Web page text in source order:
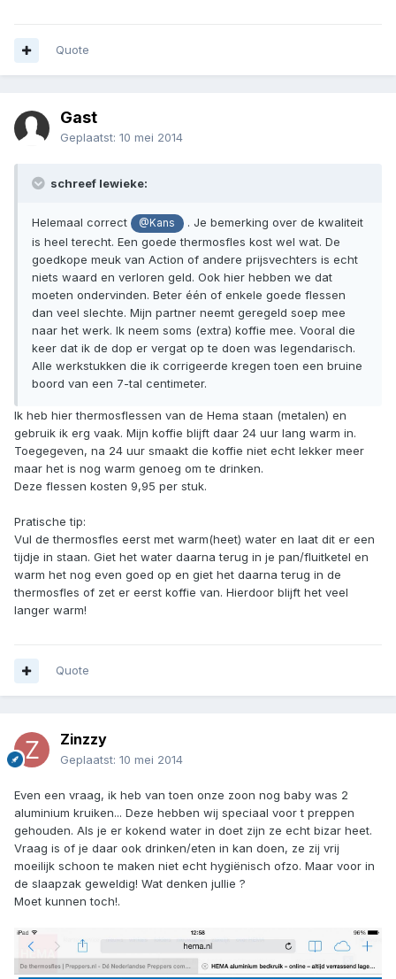
Quote
Gast
Geplaatst: 10 mei 2014
schreef lewieke:
Helemaal correct @Kans
. Je bemerking over de kwaliteit
is heel terecht. Een goede thermosfles kost wel wat. De
goedkope meuk van Action of andere prijsvechters is echt
niets waard en verloren geld. Ook hier hebben we dat
moeten ondervinden. Beter één of enkele goede flessen
dan veel slechte. Mijn partner neemt geregeld soep mee
naar het werk. Ik neem soms (extra) koffie mee. Vooral die
keer dat ik de dop er vergat op te doen was legendarisch.
Alle werkstukken die ik corrigeerde kregen toen een bruine
boord van een 7-tal centimeter.
Ik heb hier thermosflessen van de Hema staan (metalen) en
gebruik ik erg vaak. Mijn koffie blijft daar 24 uur lang warm in.
Toegegeven, na 24 uur smaakt die koffie niet echt lekker meer
maar het is nog warm genoeg om te drinken.
Deze flessen kosten 9,95 per stuk.
Pratische tip:
Vul de thermosfles eerst met warm(heet) water en laat dit er een
tijdje in staan. Giet het water daarna terug in je pan/fluitketel en
warm het nog even goed op en giet het daarna terug in de
thermosfles of zet er eerst koffie van. Hierdoor blijft het veel
langer warm!
Quote
Zinzzy
Geplaatst: 10 mei 2014
Even een vraag, ik heb van toen onze zoon nog baby was 2
aluminium kruiken... Deze hebben wij speciaal voor t preppen
gehouden. Als je er kokend water in doet zijn ze echt bizar heet.
Vraag is of je daar ook drinken/eten in kan doen, ze zij vrij
moeilijk schoon te maken niet echt hygiënisch ofzo. Maar voor in
de slaapzak geweldig! Wat denken jullie ?
Moet kunnen toch!.